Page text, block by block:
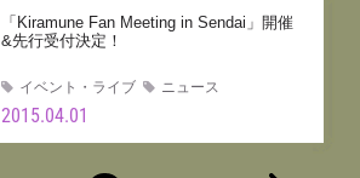
2015.04.01
「Kiramune Fan Meeting in Sendai」開催
&先行受付決定！
イベント・ライブ ニュース